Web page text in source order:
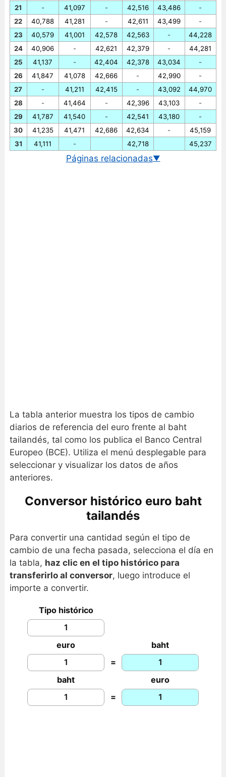
21
22
23
24
25
26
27
28
29
30
31
-
40,788
40,579
40,906
41,137
41,847
-
-
41,787
41,235
41,111
41,097
41,281
41,001
-
-
41,078
41,211
41,464
41,540
41,471
-
-
-
42,578
42,621
42,404
42,666
42,415
-
-
42,686
42,516
42,611
42,563
42,379
42,378
-
-
42,396
42,541
42,634
42,718
43,486
43,499
-
-
43,034
42,990
43,092
43,103
43,180
-
-
-
44,228
44,281
-
-
44,970
-
-
45,159
45,237
Páginas relacionadas▼
La tabla anterior muestra los tipos de cambio
diarios de referencia del euro frente al baht
tailandés, tal como los publica el Banco Central
Europeo (BCE). Utiliza el menú desplegable para
seleccionar y visualizar los datos de años
anteriores.
Conversor histórico euro baht
tailandés
Para convertir una cantidad según el tipo de
cambio de una fecha pasada, selecciona el día en
la tabla, haz clic en el tipo histórico para
transferirlo al conversor, luego introduce el
importe a convertir.
Tipo histórico
euro
baht
=
baht
euro
=